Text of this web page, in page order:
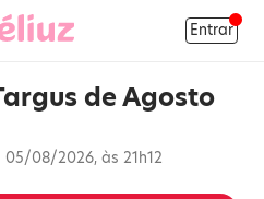
Entrar
de Agosto
08/2026, às 21h12